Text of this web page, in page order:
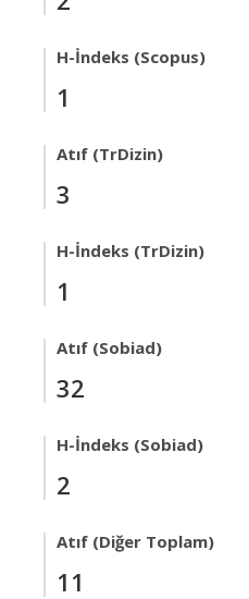
H-İndeks (Scopus)
1
Atıf (TrDizin)
3
H-İndeks (TrDizin)
1
Atıf (Sobiad)
32
H-İndeks (Sobiad)
2
Atıf (Diğer Toplam)
11